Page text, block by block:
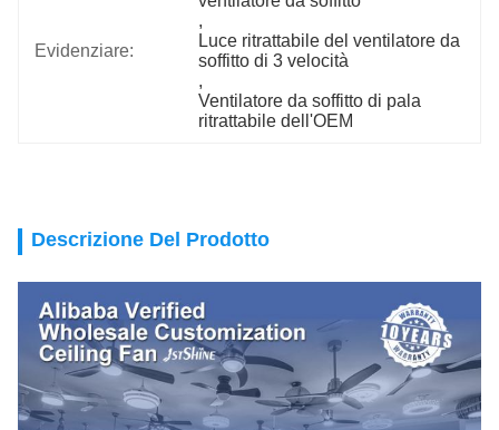
Evidenziare:
,
Luce ritrattabile del ventilatore da
soffitto di 3 velocità
,
Ventilatore da soffitto di pala
ritrattabile dell'OEM
Descrizione Del Prodotto